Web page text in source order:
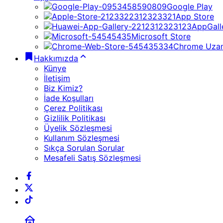
Google Play
App Store
Microsoft Store
Chrome
Hakkımızda
Künye
İletişim
Biz Kimiz?
İade Koşulları
Çerez Politikası
Gizlilik Politikası
Üyelik Sözleşmesi
Kullanım Sözleşmesi
Sıkça Sorulan Sorular
Mesafeli Satış Sözleşmesi